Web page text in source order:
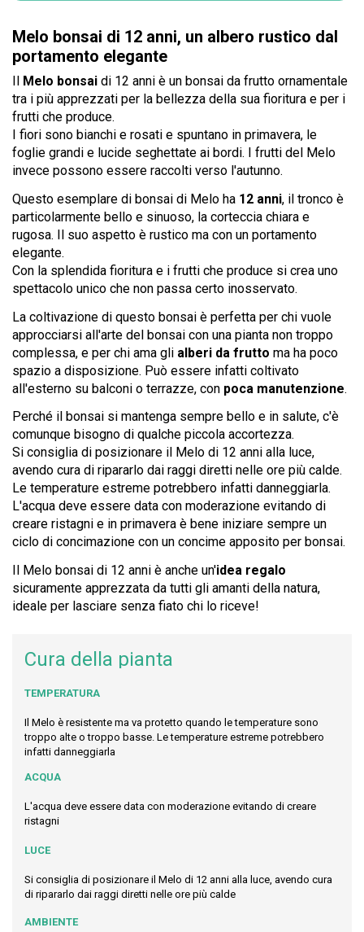
Melo bonsai di 12 anni, un albero rustico dal
portamento elegante
Il Melo bonsai di 12 anni è un bonsai da frutto ornamentale
tra i più apprezzati per la bellezza della sua fioritura e per i
frutti che produce.
I fiori sono bianchi e rosati e spuntano in primavera, le
foglie grandi e lucide seghettate ai bordi. I frutti del Melo
invece possono essere raccolti verso l'autunno.
Questo esemplare di bonsai di Melo ha 12 anni, il tronco è
particolarmente bello e sinuoso, la corteccia chiara e
rugosa. Il suo aspetto è rustico ma con un portamento
elegante.
Con la splendida fioritura e i frutti che produce si crea uno
spettacolo unico che non passa certo inosservato.
La coltivazione di questo bonsai è perfetta per chi vuole
approcciarsi all'arte del bonsai con una pianta non troppo
complessa, e per chi ama gli alberi da frutto ma ha poco
spazio a disposizione. Può essere infatti coltivato
all'esterno su balconi o terrazze, con poca manutenzione.
Perché il bonsai si mantenga sempre bello e in salute, c'è
comunque bisogno di qualche piccola accortezza.
Si consiglia di posizionare il Melo di 12 anni alla luce,
avendo cura di ripararlo dai raggi diretti nelle ore più calde.
Le temperature estreme potrebbero infatti danneggiarla.
L'acqua deve essere data con moderazione evitando di
creare ristagni e in primavera è bene iniziare sempre un
ciclo di concimazione con un concime apposito per bonsai.
Il Melo bonsai di 12 anni è anche un'idea regalo
sicuramente apprezzata da tutti gli amanti della natura,
ideale per lasciare senza fiato chi lo riceve!
Cura della pianta
TEMPERATURA
Il Melo è resistente ma va protetto quando le temperature sono
troppo alte o troppo basse. Le temperature estreme potrebbero
infatti danneggiarla
ACQUA
L'acqua deve essere data con moderazione evitando di creare
ristagni
LUCE
Si consiglia di posizionare il Melo di 12 anni alla luce, avendo cura
di ripararlo dai raggi diretti nelle ore più calde
AMBIENTE